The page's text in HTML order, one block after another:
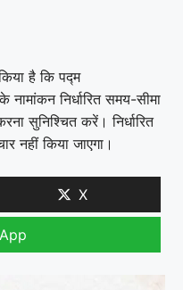
है कि पद्म
निर्धारित समय-सीमा
सुनिश्चित करें। निर्धारित
नहीं किया जाएगा।
X